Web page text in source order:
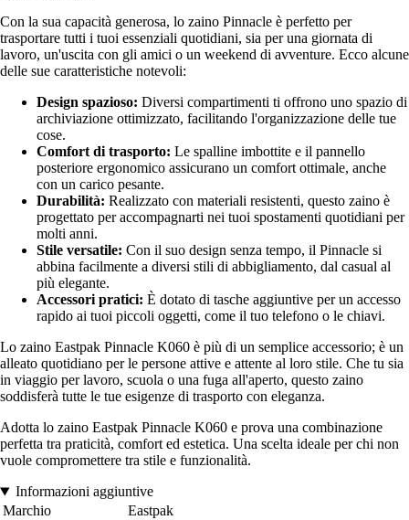
Con la sua capacità generosa, lo zaino Pinnacle è perfetto per
trasportare tutti i tuoi essenziali quotidiani, sia per una giornata di
lavoro, un'uscita con gli amici o un weekend di avventure. Ecco alcune
delle sue caratteristiche notevoli:
Design spazioso: Diversi compartimenti ti offrono uno spazio di
archiviazione ottimizzato, facilitando l'organizzazione delle tue
cose.
Comfort di trasporto: Le spalline imbottite e il pannello
posteriore ergonomico assicurano un comfort ottimale, anche
con un carico pesante.
Durabilità: Realizzato con materiali resistenti, questo zaino è
progettato per accompagnarti nei tuoi spostamenti quotidiani per
molti anni.
Stile versatile: Con il suo design senza tempo, il Pinnacle si
abbina facilmente a diversi stili di abbigliamento, dal casual al
più elegante.
Accessori pratici: È dotato di tasche aggiuntive per un accesso
rapido ai tuoi piccoli oggetti, come il tuo telefono o le chiavi.
Lo zaino Eastpak Pinnacle K060 è più di un semplice accessorio; è un
alleato quotidiano per le persone attive e attente al loro stile. Che tu sia
in viaggio per lavoro, scuola o una fuga all'aperto, questo zaino
soddisferà tutte le tue esigenze di trasporto con eleganza.
Adotta lo zaino Eastpak Pinnacle K060 e prova una combinazione
perfetta tra praticità, comfort ed estetica. Una scelta ideale per chi non
vuole compromettere tra stile e funzionalità.
Informazioni aggiuntive
Marchio
Eastpak